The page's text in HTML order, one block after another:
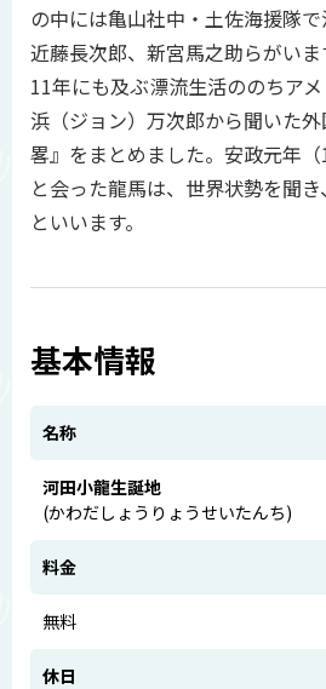
の中には亀山社中・土佐海援隊で
近藤長次郎、新宮馬之助らがいま
11年にも及ぶ漂流生活ののちア
浜（ジョン）万次郎から聞いた
畧』をまとめました。安政元年
と会った龍馬は、世界状勢を聞
といいます。
基本情報
名称
河田小龍生誕地
(かわだしょうりょうせいたんち)
料金
無料
休日